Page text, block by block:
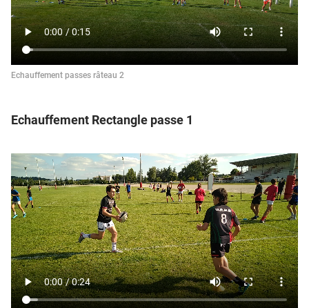
Echauffement passes râteau 2
Echauffement Rectangle passe 1